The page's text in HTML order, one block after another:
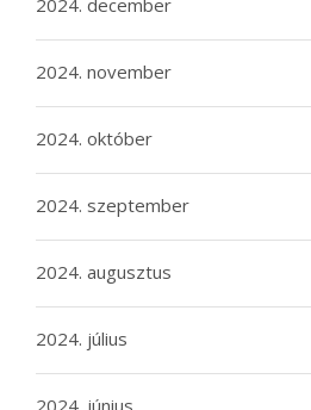
2024. december
2024. november
2024. október
2024. szeptember
2024. augusztus
2024. július